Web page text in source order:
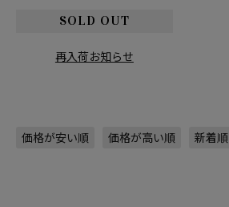
再入荷お知らせ
価格が安い順 価格が高い順 新着順